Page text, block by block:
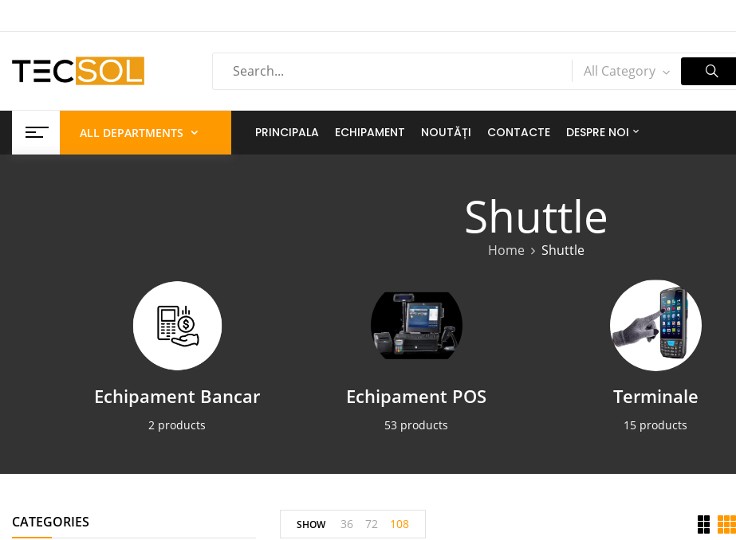
All Category
ALL DEPARTMENTS PRINCIPALA ECHIPAMENT NOUTĂȚI CONTACTE DESPRE NOI
Shuttle
Home Shuttle
Echipament Bancar
2 products
Echipament POS
53 products
Terminale
15 products
CATEGORIES SHOW 36 72 108